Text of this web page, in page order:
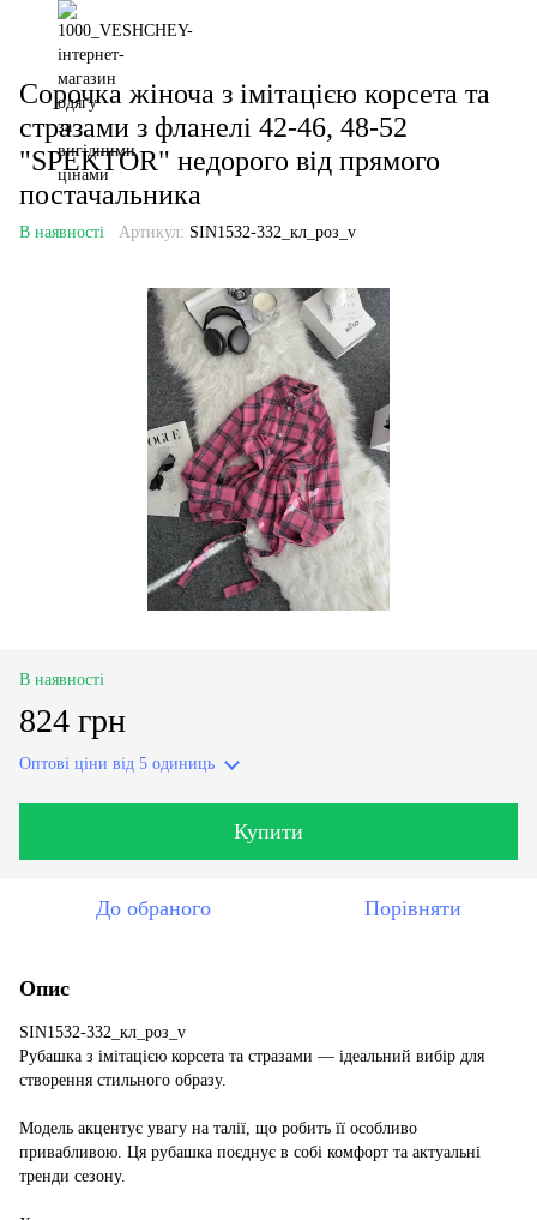
Сорочка жіноча з імітацією корсета та
стразами з фланелі 42-46, 48-52
"SPEKTOR" недорого від прямого
постачальника
В наявності Артикул: SIN1532-332_кл_роз_v
В наявності
824 грн
Оптові ціни від 5 одиниць
Купити
До обраного Порівняти
Опис
SIN1532-332_кл_роз_v
Рубашка з імітацією корсета та стразами — ідеальний вибір для
створення стильного образу.
Модель акцентує увагу на талії, що робить її особливо
привабливою. Ця рубашка поєднує в собі комфорт та актуальні
тренди сезону.